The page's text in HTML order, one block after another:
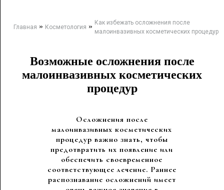
Главная » Косметология » Как избежать осложнения после
малоинвазивных косметических процедур
Возможные осложнения после
малоинвазивных косметических
процедур
Осложнения после
малоинвазивных косметических
процедур важно знать, чтобы
предотвратить их появление или
обеспечить своевременное
соответствующее лечение. Раннее
распознавание осложнений имеет